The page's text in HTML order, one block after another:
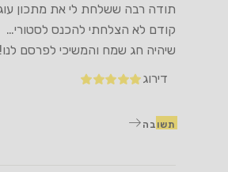
תודה רבה ששלחת לי את מתכון
קודם לא הצלחתי להכנס לסטורי…
שיהיה חג שמח והמשיכי לפרסם לנו!
דירוג
תשובה